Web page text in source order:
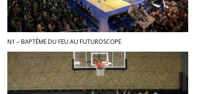
N1 – BAPTÊME DU FEU AU FUTUROSCOPE